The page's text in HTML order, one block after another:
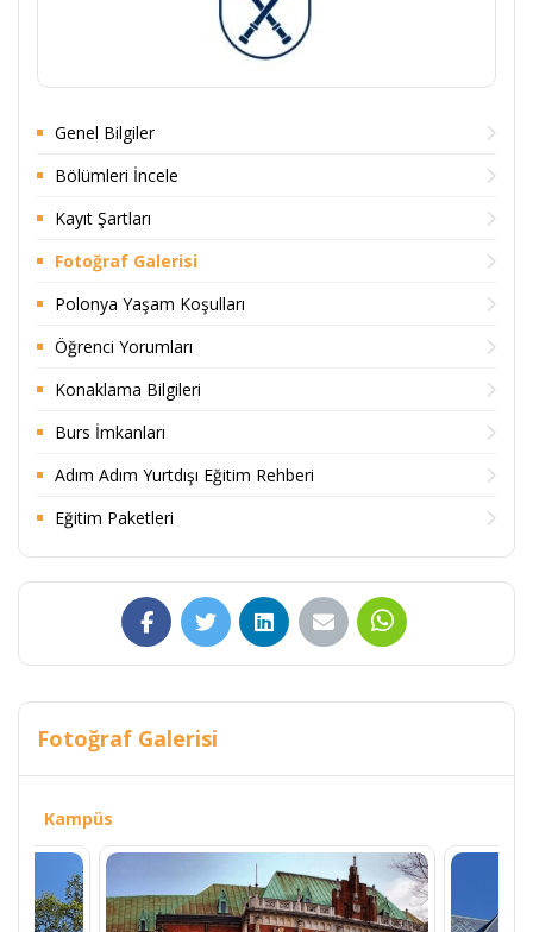
Genel Bilgiler
Bölümleri İncele
Kayıt Şartları
Fotoğraf Galerisi
Polonya Yaşam Koşulları
Öğrenci Yorumları
Konaklama Bilgileri
Burs İmkanları
Adım Adım Yurtdışı Eğitim Rehberi
Eğitim Paketleri
Fotoğraf Galerisi
Kampüs